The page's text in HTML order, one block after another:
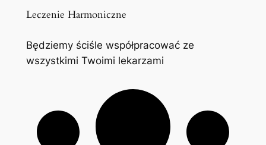
Leczenie Harmoniczne
Będziemy ściśle współpracować ze
wszystkimi Twoimi lekarzami